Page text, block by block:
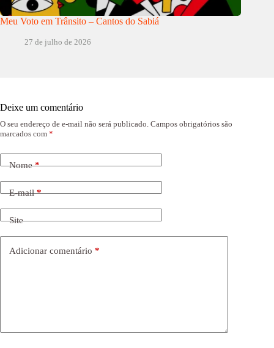
Meu Voto em Trânsito – Cantos do Sabiá
27 de julho de 2026
Deixe um comentário
O seu endereço de e-mail não será publicado. Campos obrigatórios são
marcados com *
Nome*
E-mail*
Site
Adicionar comentário *